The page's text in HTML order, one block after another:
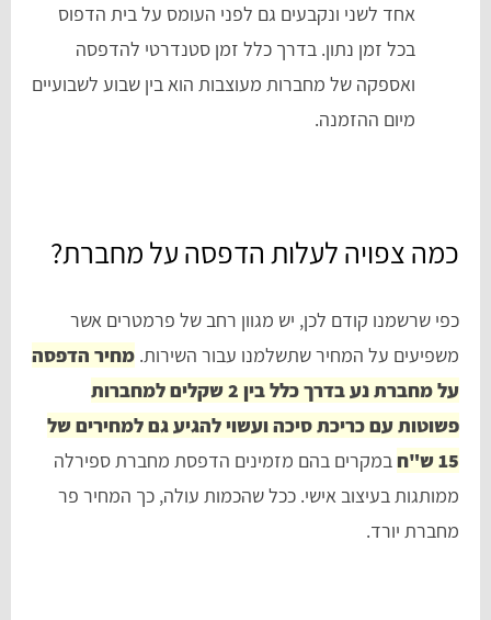
אחד לשני ונקבעים גם לפני העומס על בית הדפוס
בכל זמן נתון. בדרך כלל זמן סטנדרטי להדפסה
ואספקה של מחברות מעוצבות הוא בין שבוע לשבועיים
מיום ההזמנה.
כמה צפויה לעלות הדפסה על מחברת?
כפי שרשמנו קודם לכן, יש מגוון רחב של פרמטרים אשר
משפיעים על המחיר שתשלמנו עבור השירות. מחיר הדפסה
על מחברת נע בדרך כלל בין 2 שקלים למחברות
פשוטות עם כריכת סיכה ועשוי להגיע גם למחירים של
15 ש"ח
במקרים בהם מזמינים הדפסת מחברת ספירלה
ממותגות בעיצוב אישי. ככל שהכמות עולה, כך המחיר פר
מחברת יורד.